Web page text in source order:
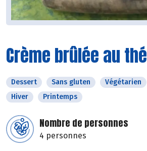
Crème brûlée au thé
Dessert Sans gluten Végétarien
Hiver
Printemps
Nombre de personnes
4 personnes